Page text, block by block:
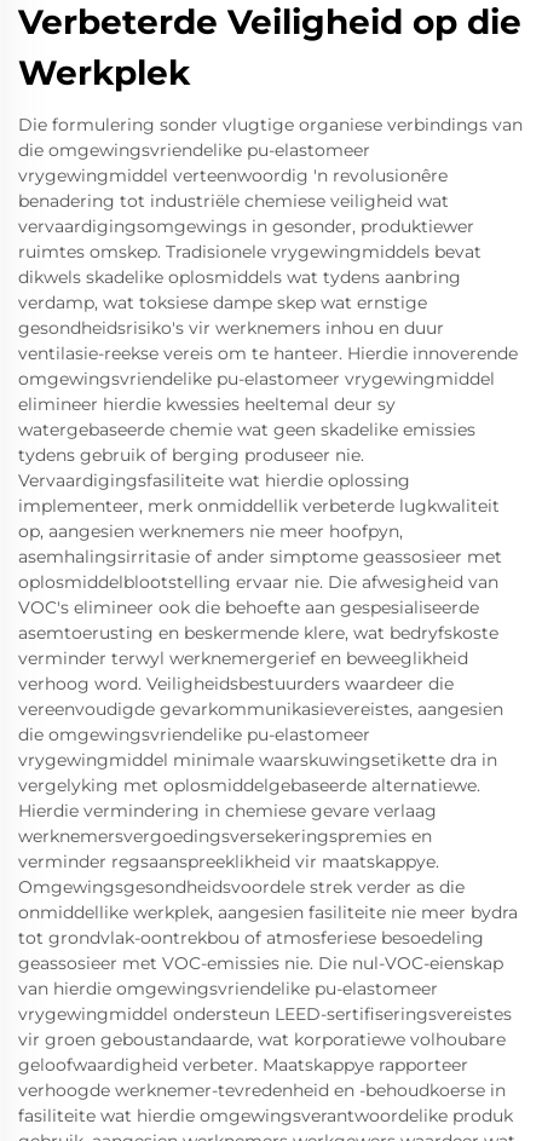
Verbeterde Veiligheid op die
Werkplek
Die formulering sonder vlugtige organiese verbindings van
die omgewingsvriendelike pu-elastomeer
vrygewingmiddel verteenwoordig 'n revolusionêre
benadering tot industriële chemiese veiligheid wat
vervaardigingsomgewings in gesonder, produktiewer
ruimtes omskep. Tradisionele vrygewingmiddels bevat
dikwels skadelike oplosmiddels wat tydens aanbring
verdamp, wat toksiese dampe skep wat ernstige
gesondheidsrisiko's vir werknemers inhou en duur
ventilasie-reekse vereis om te hanteer. Hierdie innoverende
omgewingsvriendelike pu-elastomeer vrygewingmiddel
elimineer hierdie kwessies heeltemal deur sy
watergebaseerde chemie wat geen skadelike emissies
tydens gebruik of berging produseer nie.
Vervaardigingsfasiliteite wat hierdie oplossing
implementeer, merk onmiddellik verbeterde lugkwaliteit
op, aangesien werknemers nie meer hoofpyn,
asemhalingsirritasie of ander simptome geassosieer met
oplosmiddelblootstelling ervaar nie. Die afwesigheid van
VOC's elimineer ook die behoefte aan gespesialiseerde
asemtoerusting en beskermende klere, wat bedryfskoste
verminder terwyl werknemergerief en beweeglikheid
verhoog word. Veiligheidsbestuurders waardeer die
vereenvoudigde gevarkommunikasievereistes, aangesien
die omgewingsvriendelike pu-elastomeer
vrygewingmiddel minimale waarskuwingsetikette dra in
vergelyking met oplosmiddelgebaseerde alternatiewe.
Hierdie vermindering in chemiese gevare verlaag
werknemersvergoedingsversekeringspremies en
verminder regsaanspreeklikheid vir maatskappye.
Omgewingsgesondheidsvoordele strek verder as die
onmiddellike werkplek, aangesien fasiliteite nie meer bydra
tot grondvlak-oontrekbou of atmosferiese besoedeling
geassosieer met VOC-emissies nie. Die nul-VOC-eienskap
van hierdie omgewingsvriendelike pu-elastomeer
vrygewingmiddel ondersteun LEED-sertifiseringsvereistes
vir groen geboustandaarde, wat korporatiewe volhoubare
geloofwaardigheid verbeter. Maatskappye rapporteer
verhoogde werknemer-tevredenheid en -behoudkoerse in
fasiliteite wat hierdie omgewingsverantwoordelike produk